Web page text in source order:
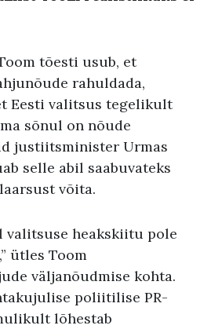
tõesti usub, et
rahuldada,
Eesti valitsus tegelikult
sõnul on nõude
justiitsminister Urmas
selle abil saabuvateks
võita.
valitsuse heakskiitu pole
ütles Toom
väljanõudmise kohta.
poliitilise PR-
lõhestab